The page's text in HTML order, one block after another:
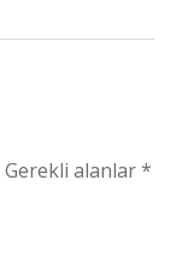
Gerekli alanlar*